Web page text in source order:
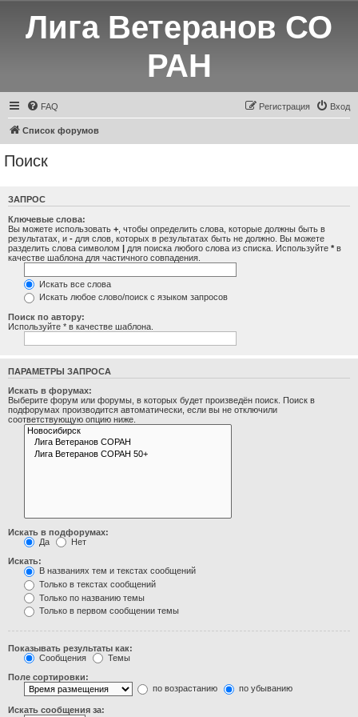
Лига Ветеранов СО
РАН
FAQ Вход
Регистрация
Список форумов
Поиск
ЗАПРОС
Ключевые слова:
Вы можете использовать + , чтобы определить слова, которые должны быть в
результатах, и - для слов, которых в результатах быть не должно. Вы можете
разделить слова символом | для поиска любого слова из списка. Используйте * в
качестве шаблона для частичного совпадения.
Искать все слова
Искать любое слово/поиск с языком запросов
Поиск по автору:
Используйте * в качестве шаблона.
ПАРАМЕТРЫ ЗАПРОСА
Искать в форумах:
Выберите форум или форумы, в которых будет произведён поиск. Поиск в
подфорумах производится автоматически, если вы не отключили
соответствующую опцию ниже.
Искать в подфорумах:
Да
Нет
Искать:
В названиях тем и текстах сообщений
Только в текстах сообщений
Только по названию темы
Только в первом сообщении темы
Показывать результаты как:
Сообщения
Темы
Поле сортировки:
по возрастанию
по убыванию
Искать сообщения за: